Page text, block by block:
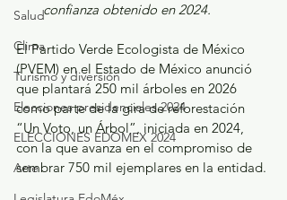
Salud
Clima
Turismo y diversión
Elecciones presidenciales 2024
ELECCIONES EDOMEX 2024
Arte
confianza obtenido en 2024.
El Partido Verde Ecologista de México
(PVEM) en el Estado de México anunció
que plantará 250 mil árboles en 2026
como parte de la gira de reforestación
“Un Voto, un Árbol”, iniciada en 2024,
con la que avanza en el compromiso de
sembrar 750 mil ejemplares en la entidad.